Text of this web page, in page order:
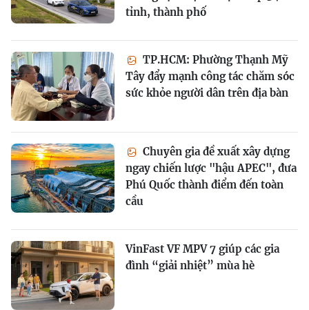
tỉnh, thành phố
TP.HCM: Phường Thạnh Mỹ
Tây đẩy mạnh công tác chăm sóc
sức khỏe người dân trên địa bàn
Chuyên gia đề xuất xây dựng
ngay chiến lược "hậu APEC", đưa
Phú Quốc thành điểm đến toàn
cầu
VinFast VF MPV 7 giúp các gia
đình “giải nhiệt” mùa hè